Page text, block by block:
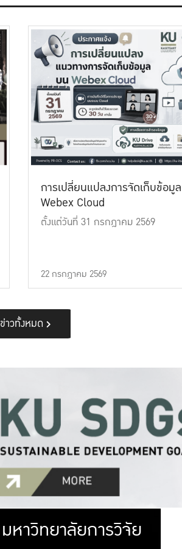
การเปลี่ยนแปลงการจัดเก็บข้อมู
Webex Cloud
ตั้งแต่วันที่ 31 กรกฎาคม 2569
22 กรกฎาคม 2569
ข่าวทั้งหมด
มหาวิทยาลัย
มหาวิทยาลัยการวิจัย